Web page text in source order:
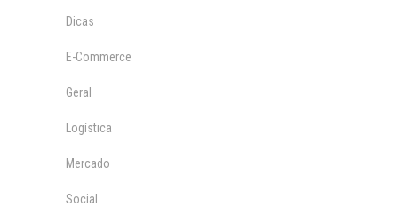
Dicas
E-Commerce
Geral
Logística
Mercado
Social